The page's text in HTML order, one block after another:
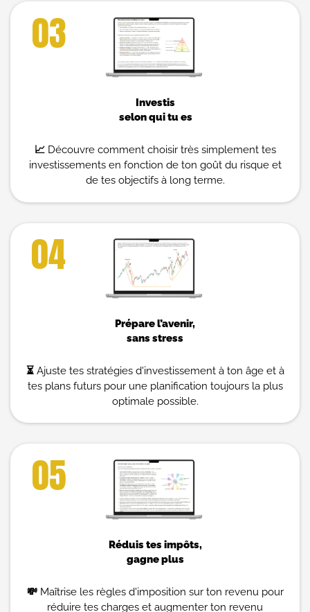
03
Investis
selon qui tu es
📈 Découvre comment choisir très simplement tes
investissements en fonction de ton goût du risque et
de tes objectifs à long terme.
04
Prépare l’avenir,
sans stress
⏳ Ajuste tes stratégies d'investissement à ton âge et à
tes plans futurs pour une planification toujours la plus
optimale possible.
05
Réduis tes impôts,
gagne plus
💸 Maîtrise les règles d'imposition sur ton revenu pour
réduire tes charges et augmenter ton revenu